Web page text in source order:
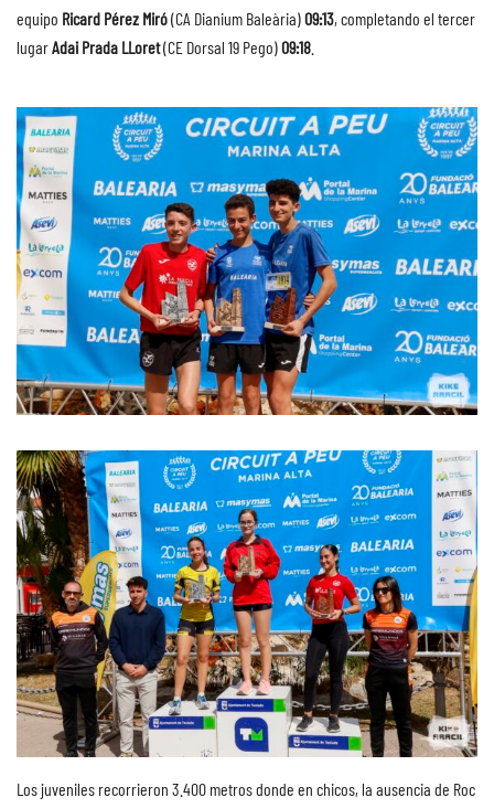
equipo Ricard Pérez Miró(CA Dianium Baleària)09:13, completando el tercer
lugarAdai Prada LLoret(CE Dorsal 19 Pego)09:18
Los juveniles recorrieron 3.400 metros donde en chicos, la ausencia de Roc